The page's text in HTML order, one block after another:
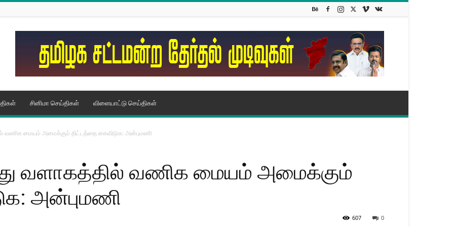
சினிமா செய்திகள் விளையாட்டு செய்திகள்
வணிக மையம் அமைக்கும் திட்டத்தை கைவிடுக: அன்புமணி
வளாகத்தில் வணிக மையம் அமைக்கும்
அன்புமணி
0
607